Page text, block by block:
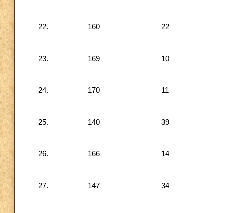
22. 160 22
23. 169 10
24. 170 11
25. 140 39
26. 166 14
27. 147 34